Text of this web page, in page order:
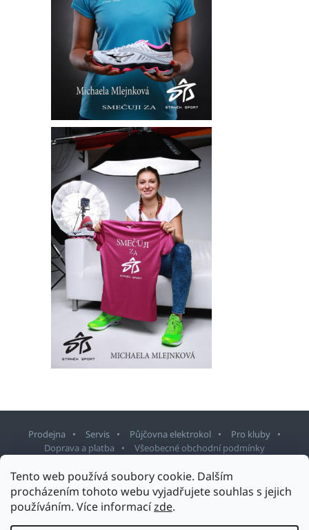
Tento web používá soubory cookie. Dalším
procházením tohoto webu vyjadřujete souhlas s jejich
používáním. Více informacízde.
Prodejna Servis Půjčovna elektrokol
Pro kluby
Doprava a platba
Všeobecné obchodní podmínky